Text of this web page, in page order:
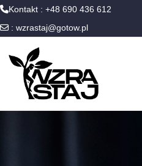
Kontakt : +48 690 436 612
: wzrastaj@gotow.pl